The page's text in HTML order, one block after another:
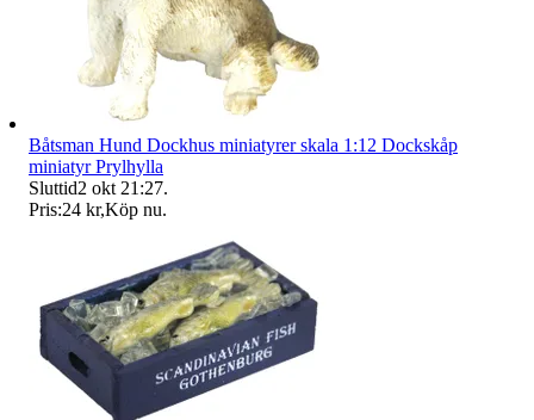
Båtsman Hund Dockhus miniatyrer skala 1:12 Dockskåp
miniatyr Prylhylla
Sluttid2 okt 21:27.
Pris:24 kr,Köp nu.